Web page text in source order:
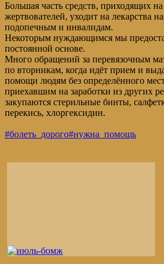
Большая часть средств, приходящих
жертвователей, уходит на лекарства
подопечным и инвалидам.
Некоторым нуждающимся мы
постоянной основе.
Много обращений за перевязочным
по вторникам, когда идёт прием и
помощи людям без определённого
приехавшим на заработки из других
закупаются стерильные бинты,
перекись, хлоргексидин.
#болеть_дорого#нужна_помощь